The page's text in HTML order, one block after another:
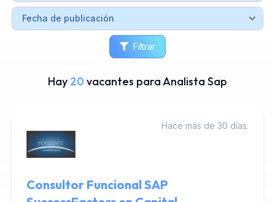
Filtrar
Hay 20 vacantes para Analista Sap
Hace más de 30 días.
Consultor Funcional SAP